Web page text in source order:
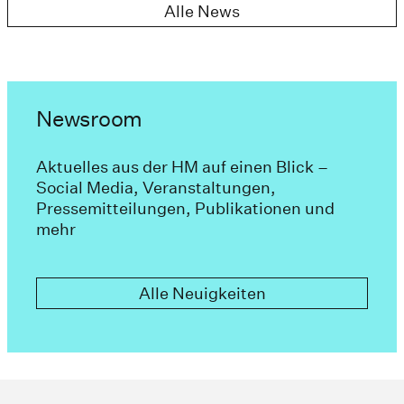
Alle News
Newsroom
Aktuelles aus der HM auf einen Blick –
Social Media, Veranstaltungen,
Pressemitteilungen, Publikationen und
mehr
Alle Neuigkeiten